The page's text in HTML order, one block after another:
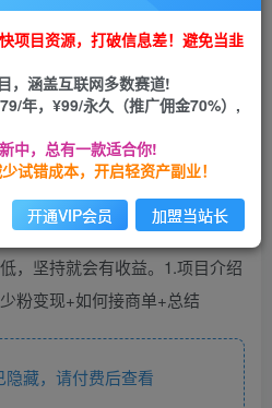
！建议登陆后购买，可保存购买订单
收益，发布种草文案，粉丝达到
，坚持就会有收益。1.项目介绍
粉变现+如何接商单+总结
藏，请付费后查看
项目资源，打破信息差！避免当韭
，涵盖互联网多数赛道!
年，¥99/永久（推广佣金70%）,
中，总有一款适合你!
试错成本，开启轻资产副业！
开通VIP会员 加盟当站长